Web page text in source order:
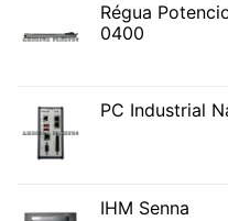
Régua
0400
PC Industrial
IHM Senna